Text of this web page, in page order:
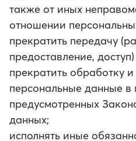
также от иных
отношении
прекратить передачу
предоставление,
прекратить обработку
персональные данные в
предусмотренных
данных;
исполнять иные